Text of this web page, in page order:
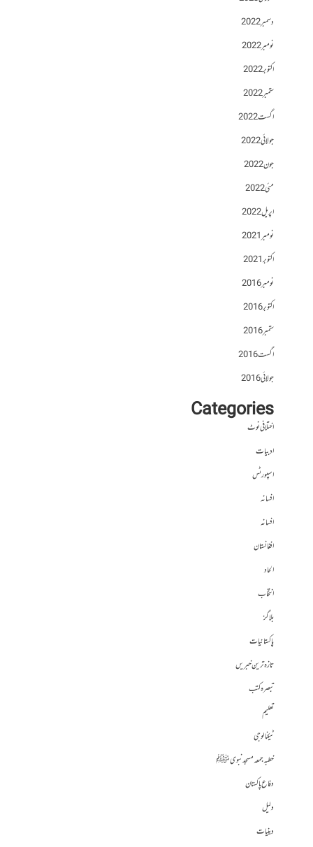
دسمبر 2022
نومبر 2022
اکتوبر 2022
ستمبر 2022
اگست 2022
جولائی 2022
جون 2022
مئی 2022
اپریل 2022
نومبر 2021
اکتوبر 2021
نومبر 2016
اکتوبر 2016
ستمبر 2016
اگست 2016
جولائی 2016
Categories
اختلافی نوٹ
ادبیات
اسپورٹس
افسانہ
افسانہ
افغانستان
الحاد
انتخاب
بلاگز
پاکستانیات
تازہ ترین خبریں
تبصرہ کتب
تعلیم
ٹیکنالوجی
خطبہ جمعہ مسجد نبوی ﷺ
دفاع پاکستان
دلیل
دینیات